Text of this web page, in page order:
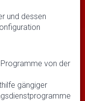
und dessen
von der
gängiger